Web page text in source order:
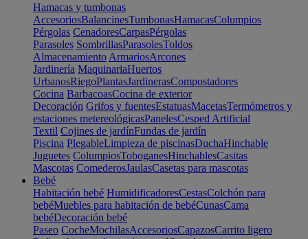
Hamacas y tumbonas
AccesoriosBalancinesTumbonasHamacasColumpios
Pérgolas CenadoresCarpasPérgolas
Parasoles SombrillasParasolesToldos
Almacenamiento ArmariosArcones
Jardinería MaquinariaHuertos
UrbanosRiegoPlantasJardinerasCompostadores
Cocina BarbacoasCocina de exterior
Decoración Grifos y fuentesEstatuasMacetasTermómetros y
estaciones metereológicasPanelesCesped Artificial
Textil Cojines de jardínFundas de jardín
Piscina PlegableLimpieza de piscinasDuchaHinchable
Juguetes ColumpiosToboganesHinchablesCasitas
Mascotas ComederosJaulasCasetas para mascotas
Bebé
Habitación bebé HumidificadoresCestasColchón para
bebéMuebles para habitación de bebéCunasCama
bebéDecoración bebé
Paseo CocheMochilasAccesoriosCapazosCarrito ligero